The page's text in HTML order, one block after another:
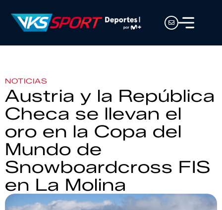
NOTICIAS
Austria y la República
Checa se llevan el
oro en la Copa del
Mundo de
Snowboardcross FIS
en La Molina